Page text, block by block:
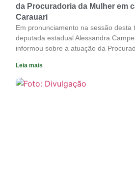
da Procuradoria da Mulher em
Carauari
Em pronunciamento na sessão desta
deputada estadual Alessandra
informou sobre a atuação da
Leia mais